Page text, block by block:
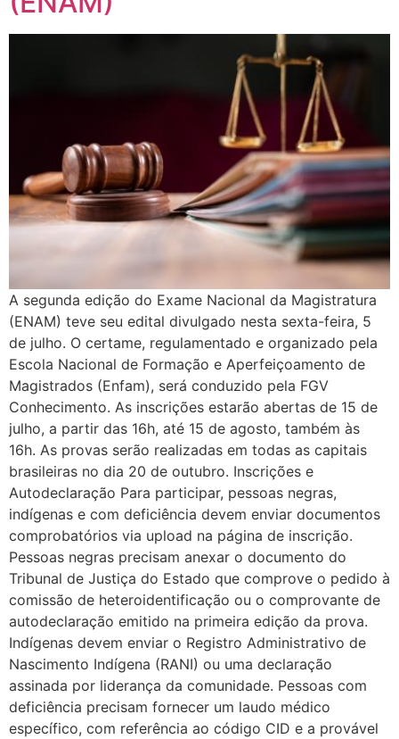
A segunda edição do Exame Nacional da Magistratura
(ENAM) teve seu edital divulgado nesta sexta-feira, 5
de julho. O certame, regulamentado e organizado pela
Escola Nacional de Formação e Aperfeiçoamento de
Magistrados (Enfam), será conduzido pela FGV
Conhecimento. As inscrições estarão abertas de 15 de
julho, a partir das 16h, até 15 de agosto, também às
16h. As provas serão realizadas em todas as capitais
brasileiras no dia 20 de outubro. Inscrições e
Autodeclaração Para participar, pessoas negras,
indígenas e com deficiência devem enviar documentos
comprobatórios via upload na página de inscrição.
Pessoas negras precisam anexar o documento do
Tribunal de Justiça do Estado que comprove o pedido à
comissão de heteroidentificação ou o comprovante de
autodeclaração emitido na primeira edição da prova.
Indígenas devem enviar o Registro Administrativo de
Nascimento Indígena (RANI) ou uma declaração
assinada por liderança da comunidade. Pessoas com
deficiência precisam fornecer um laudo médico
específico, com referência ao código CID e a provável